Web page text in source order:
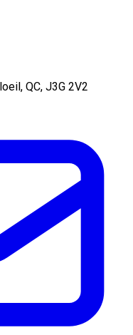
QC, J3G 2V2